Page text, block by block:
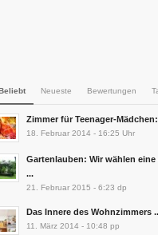
Neueste Bewertungen
Zimmer für Teenager-
18. Februar 2014 - 16:25 Uhr
Gartenlauben: Wir wählen
...
21. Februar 2015 - 6:23 dp
Das Innere des Wohnzimmers
11. März 2014 - 10:48 pp